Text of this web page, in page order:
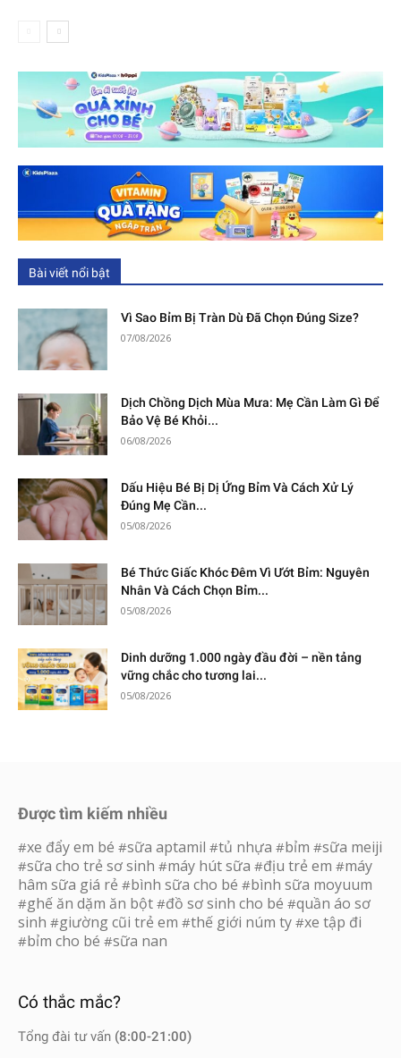
Bài viết nổi bật
Vì Sao Bỉm Bị Tràn Dù Đã Chọn Đúng Size?
07/08/2026
Dịch Chồng Dịch Mùa Mưa: Mẹ Cần Làm Gì Để
Bảo Vệ Bé Khỏi...
06/08/2026
Dấu Hiệu Bé Bị Dị Ứng Bỉm Và Cách Xử Lý
Đúng Mẹ Cần...
05/08/2026
Bé Thức Giấc Khóc Đêm Vì Ướt Bỉm: Nguyên
Nhân Và Cách Chọn Bỉm...
05/08/2026
Dinh dưỡng 1.000 ngày đầu đời – nền tảng
vững chắc cho tương lai...
05/08/2026
Được tìm kiếm nhiều
#xe đẩy em bé #sữa aptamil #tủ nhựa #bỉm #sữa meiji
#sữa cho trẻ sơ sinh #máy hút sữa #địu trẻ em #máy
hâm sữa giá rẻ #bình sữa cho bé #bình sữa moyuum
#ghế ăn dặm ăn bột #đồ sơ sinh cho bé #quần áo sơ
sinh #giường cũi trẻ em #thế giới núm ty #xe tập đi
#bỉm cho bé #sữa nan
Có thắc mắc?
Tổng đài tư vấn (8:00-21:00)